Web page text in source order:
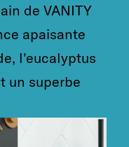
de VANITY
apaisante
l'eucalyptus
un superbe